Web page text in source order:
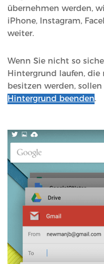
übernehmen werden,
iPhone, Instagram,
weiter.
Wenn Sie nicht so
Hintergrund laufen,
besitzen werden, sollen
Hintergrund beenden.